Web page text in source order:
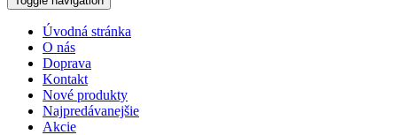
Úvodná stránka
O nás
Doprava
Kontakt
Nové produkty
Najpredávanejšie
Akcie